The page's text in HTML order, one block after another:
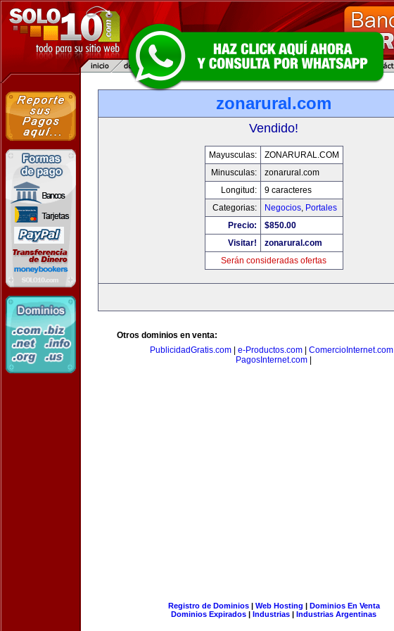
zonarural.com
Vendido!
Mayusculas:
ZONARURAL.COM
Minusculas:
zonarural.com
Longitud:
9 caracteres
Categorias:
Negocios, Portales
Precio:
$850.00
Visitar!
zonarural.com
Serán consideradas ofertas
Otros dominios en venta:
PublicidadGratis.com
e-Productos.com ComercioInternet.com
PagosInternet.com
Registro de Dominios| Web Hosting | Dominios En Venta
Dominios Expirados | Industrias | Industrias Argentinas